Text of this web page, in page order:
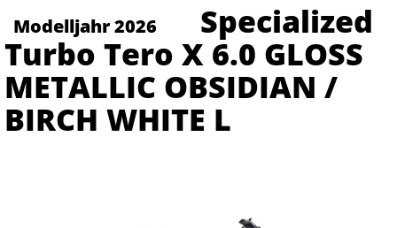
Modelljahr 2026
Specialized
Turbo Tero X 6.0 GLOSS
METALLIC OBSIDIAN /
BIRCH WHITE L